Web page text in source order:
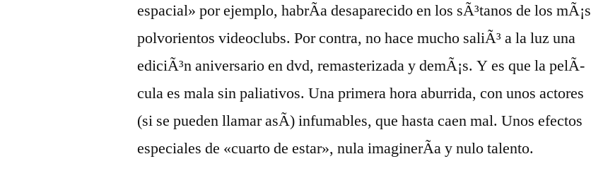
espacial» por ejemplo, habrÃ­a desaparecido en los sÃ³tanos de los mÃ¡s
polvorientos videoclubs. Por contra, no hace mucho saliÃ³ a la luz una
ediciÃ³n aniversario en dvd, remasterizada y demÃ¡s. Y es que la pelÃ­
cula es mala sin paliativos. Una primera hora aburrida, con unos actores
(si se pueden llamar asÃ­) infumables, que hasta caen mal. Unos efectos
especiales de «cuarto de estar», nula imaginerÃ­a y nulo talento.